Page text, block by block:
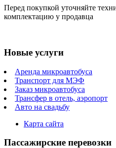
Перед покупкой уточняйте
комплектацию у продавца
Новые услуги
Аренда микроавтобуса
Транспорт для МЭФ
Заказ микроавтобуса
Трансфер в отель, аэропорт
Авто на свадьбу
Карта сайта
Пассажирские перевозки